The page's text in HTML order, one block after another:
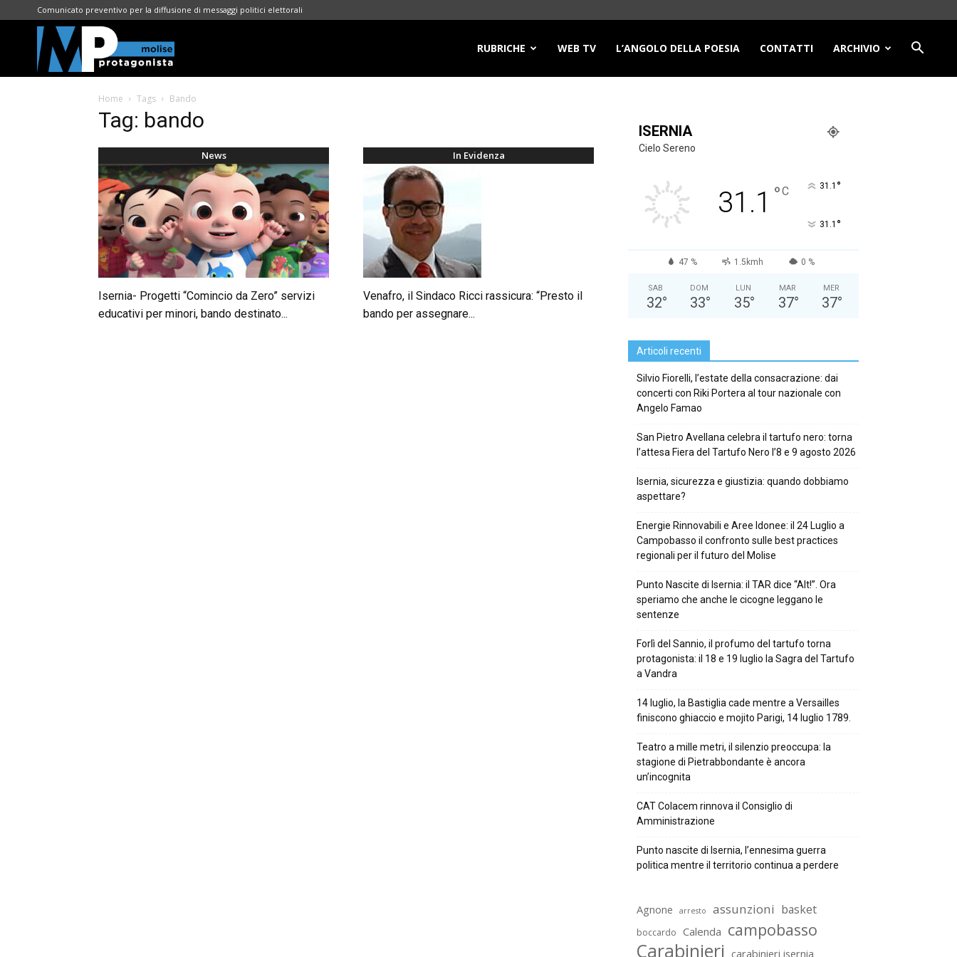
Comunicato preventivo per la diffusione di messaggi politici elettorali
Protagonista
RUBRICHE WEB TV L’ANGOLO DELLA POESIA CONTATTI ARCHIVIO
Home Tags Bando
Tag: bando
News
Isernia- Progetti “Comincio da Zero” servizi
educativi per minori, bando destinato...
In Evidenza
Venafro, il Sindaco Ricci rassicura: “Presto il
bando per assegnare...
ISERNIA
Cielo Sereno
31.1 °C 31.1 °
31.1 °
47 % 1.5kmh 0 %
SAB
32°
DOM
33°
LUN
35°
MAR
37°
MER
37°
Articoli recenti
Silvio Fiorelli, l’estate della consacrazione: dai
concerti con Riki Portera al tour nazionale con
Angelo Famao
San Pietro Avellana celebra il tartufo nero: torna
l’attesa Fiera del Tartufo Nero l’8 e 9 agosto 2026
Isernia, sicurezza e giustizia: quando dobbiamo
aspettare?
Energie Rinnovabili e Aree Idonee: il 24 Luglio a
Campobasso il confronto sulle best practices
regionali per il futuro del Molise
Punto Nascite di Isernia: il TAR dice “Alt!”. Ora
speriamo che anche le cicogne leggano le
sentenze
Forlì del Sannio, il profumo del tartufo torna
protagonista: il 18 e 19 luglio la Sagra del Tartufo
a Vandra
14 luglio, la Bastiglia cade mentre a Versailles
finiscono ghiaccio e mojito Parigi, 14 luglio 1789.
Teatro a mille metri, il silenzio preoccupa: la
stagione di Pietrabbondante è ancora
un’incognita
CAT Colacem rinnova il Consiglio di
Amministrazione
Punto nascite di Isernia, l’ennesima guerra
politica mentre il territorio continua a perdere
Agnone arresto assunzioni basket
boccardo Calenda campobasso
Carabinieri carabinieri isernia